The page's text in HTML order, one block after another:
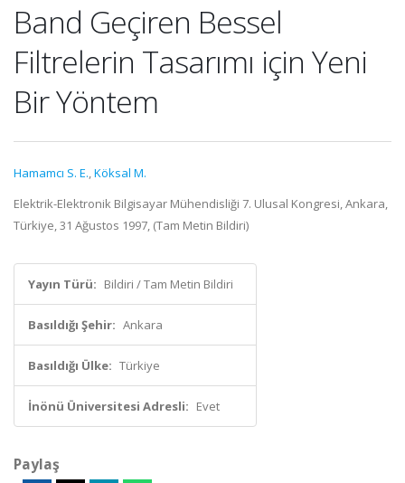
Band Geçiren Bessel
Filtrelerin Tasarımı için Yeni
Bir Yöntem
Hamamcı S. E.,Köksal M.
Elektrik-Elektronik Bilgisayar Mühendisliği 7. Ulusal Kongresi, Ankara,
Türkiye, 31 Ağustos 1997, (Tam Metin Bildiri)
Yayın Türü: Bildiri / Tam Metin Bildiri
Basıldığı Şehir: Ankara
Basıldığı Ülke: Türkiye
İnönü Üniversitesi Adresli: Evet
Paylaş